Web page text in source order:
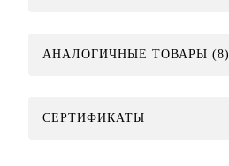
АНАЛОГИЧНЫЕ ТОВАРЫ (8)
СЕРТИФИКАТЫ